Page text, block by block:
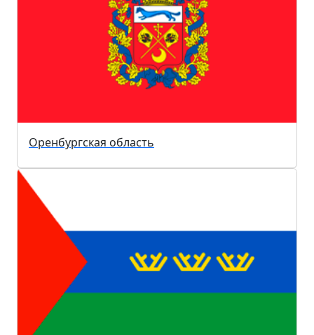
Оренбургская область